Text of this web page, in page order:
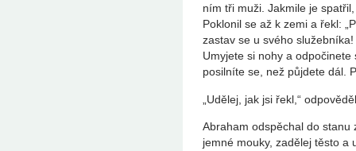
ním tři muži. Jakmile je
Poklonil se až k zemi a řekl:
zastav se u svého
Umyjete si nohy a
posilníte se, než půjdete dál.
„Udělej, jak jsi řekl,“
Abraham odspěchal do stanu
jemné mouky, zadělej těsto a